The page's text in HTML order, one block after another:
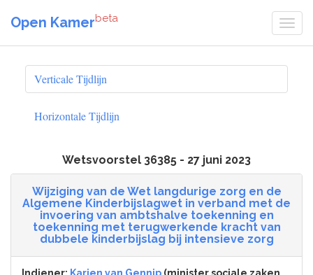
Open Kamerbeta
Verticale Tijdlijn
Horizontale Tijdlijn
Wetsvoorstel 36385 - 27 juni 2023
Wijziging van de Wet langdurige zorg en de
Algemene Kinderbijslagwet in verband met de
invoering van ambtshalve toekenning en
toekenning met terugwerkende kracht van
dubbele kinderbijslag bij intensieve zorg